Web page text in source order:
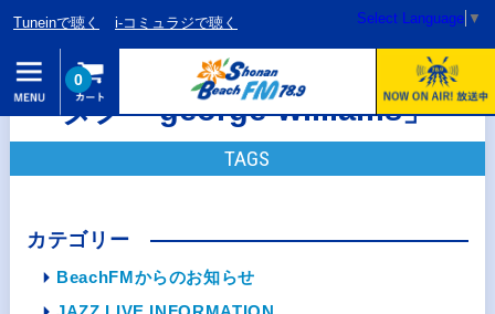
Tuneinで聴く i-コミュラジで聴く Select Language ▼
0
タグ「george-williams」
TAGS
カテゴリー
BeachFMからのお知らせ